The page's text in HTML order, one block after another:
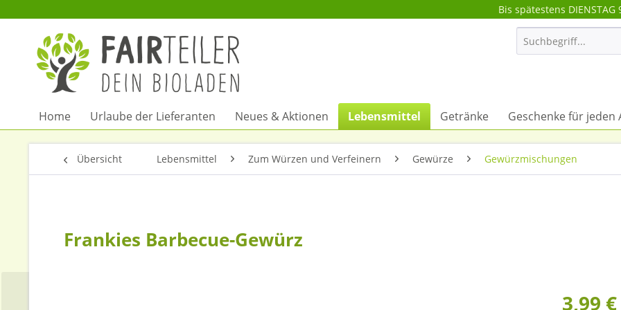
Bis spätestens
Home Urlaube der Lieferanten Neues & Aktionen Lebensmittel Getränke Geschenke für jeden
Übersicht Lebensmittel Zum Würzen und Verfeinern Gewürze Gewürzmischungen
Frankies Barbecue-Gewürz
3,99 €